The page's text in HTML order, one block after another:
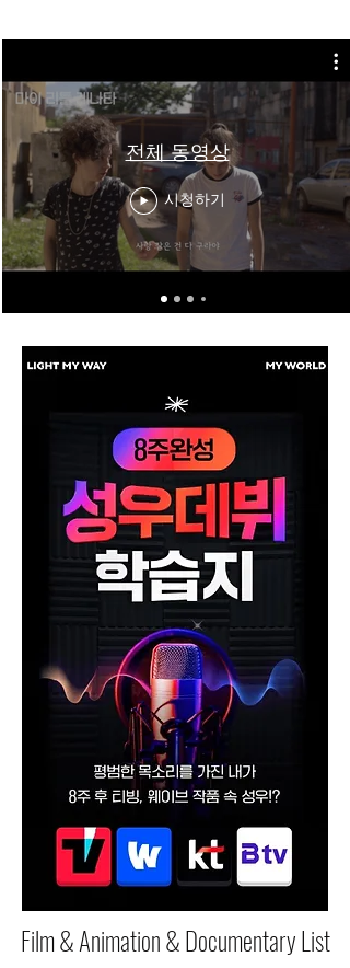
전체 동영상
시청하기
Film & Animation & Documentary List